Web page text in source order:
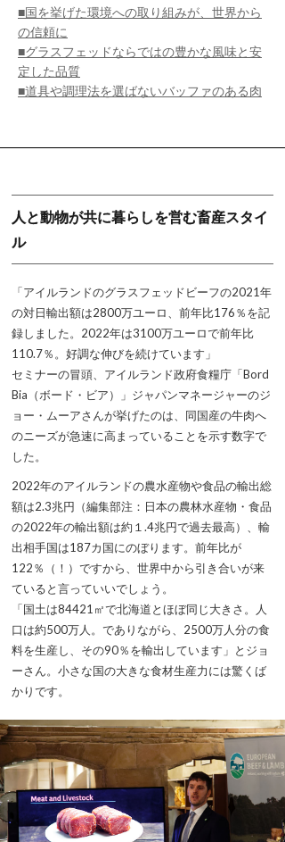
■国を挙げた環境への取り組みが、世界から
の信頼に
■グラスフェッドならではの豊かな風味と安
定した品質
■道具や調理法を選ばないバッファのある肉
人と動物が共に暮らしを営む畜産スタイ
ル
「アイルランドのグラスフェッドビーフの2021年
の対日輸出額は2800万ユーロ、前年比176％を記
録しました。2022年は3100万ユーロで前年比
110.7％。好調な伸びを続けています」
セミナーの冒頭、アイルランド政府食糧庁「Bord
Bia（ボード・ビア）」ジャパンマネージャーのジ
ョー・ムーアさんが挙げたのは、同国産の牛肉へ
のニーズが急速に高まっていることを示す数字で
した。
2022年のアイルランドの農水産物や食品の輸出総
額は2.3兆円（編集部注：日本の農林水産物・食品
の2022年の輸出額は約１.4兆円で過去最高）、輸
出相手国は187カ国にのぼります。前年比が
122％（！）ですから、世界中から引き合いが来
ていると言っていいでしょう。
「国土は84421㎡で北海道とほぼ同じ大きさ。人
口は約500万人。でありながら、2500万人分の食
料を生産し、その90％を輸出しています」とジョ
ーさん。小さな国の大きな食材生産力には驚くば
かりです。